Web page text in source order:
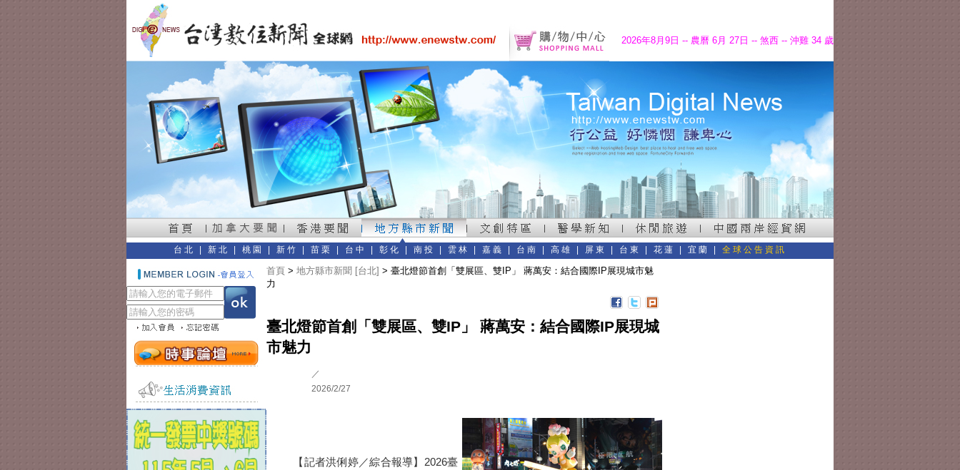
2026年8月9日 -- 農曆 6月 27日 -- 煞西 -- 沖雞 34 歲
台北 新北 桃園 新竹 苗栗 台中 彰化 南投 雲林 嘉義 台南 高雄 屏東 台東 花蓮 宜蘭 全球公告資訊
首頁 > 地方縣市新聞 [台北] > 臺北燈節首創「雙展區、雙IP」 蔣萬安：結合國際IP展現城市魅
力
臺北燈節首創「雙展區、雙IP」 蔣萬安：結合國際IP展現城
市魅力
／
2026/2/27
【記者洪俐婷／綜合報導】2026臺